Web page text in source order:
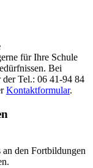
für Ihre Schule
Bei
der Tel.: 06 41-94 84
Kontaktformular.
den Fortbildungen